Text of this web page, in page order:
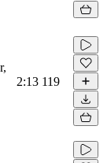
2:13 119